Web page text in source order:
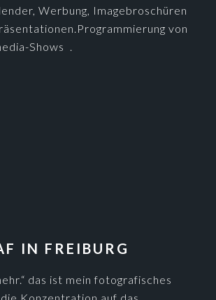
Werbung, Imagebroschüren
von
Shows .
IN FREIBURG
das ist mein fotografisches
Konzentration auf das